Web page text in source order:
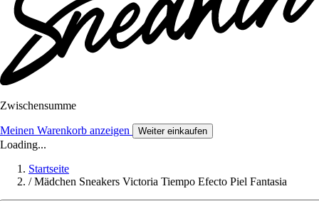
Zwischensumme
Meinen Warenkorb anzeigen Weiter einkaufen
Loading...
Startseite
/ Mädchen Sneakers Victoria Tiempo Efecto Piel Fantasia